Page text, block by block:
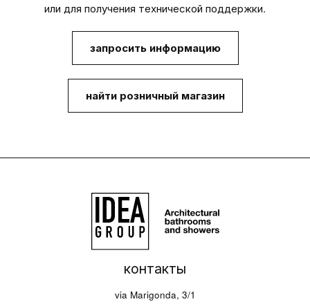
или для получения технической поддержки.
запросить информацию
найти розничный магазин
контакты
via Marigonda, 3/1